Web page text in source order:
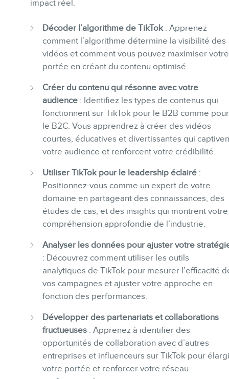
impact réel.
Décoder l’algorithme de TikTok: Apprenez
comment l’algorithme détermine la visibilité des
vidéos et comment vous pouvez maximiser votre
portée en créant du contenu optimisé.
Créer du contenu qui résonne avec votre
audience : Identifiez les types de contenus qui
fonctionnent sur TikTok pour le B2B comme pour
le B2C. Vous apprendrez à créer des vidéos
courtes, éducatives et divertissantes qui
votre audience et renforcent votre crédibilité.
Utiliser TikTok pour le leadership éclairé :
Positionnez-vous comme un expert de votre
domaine en partageant des connaissances, des
études de cas, et des insights qui montrent votre
compréhension approfondie de l’industrie.
Analyser les données pour ajuster votre
: Découvrez comment utiliser les outils
analytiques de TikTok pour mesurer l’efficacité
vos campagnes et ajuster votre approche en
fonction des performances.
Développer des partenariats et collaborations
fructueuses : Apprenez à identifier des
opportunités de collaboration avec d’autres
entreprises et influenceurs sur TikTok pour
votre portée et renforcer votre réseau